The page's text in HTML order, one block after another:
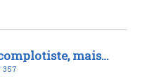
mais…
357